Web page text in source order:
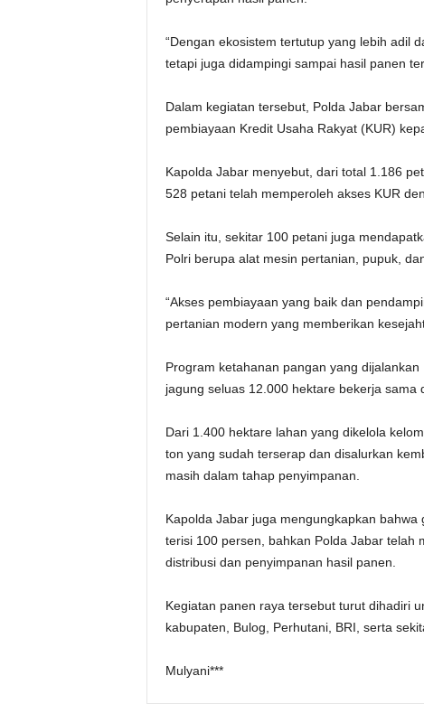
“Dengan ekosistem tertutup yang lebih adil
tetapi juga didampingi sampai hasil panen
Dalam kegiatan tersebut, Polda Jabar
pembiayaan Kredit Usaha Rakyat (KUR)
Kapolda Jabar menyebut, dari total 1.186
528 petani telah memperoleh akses KUR
Selain itu, sekitar 100 petani juga
Polri berupa alat mesin pertanian, pupuk,
“Akses pembiayaan yang baik dan
pertanian modern yang memberikan
Program ketahanan pangan yang
jagung seluas 12.000 hektare bekerja sama
Dari 1.400 hektare lahan yang dikelola
ton yang sudah terserap dan disalurkan
masih dalam tahap penyimpanan.
Kapolda Jabar juga mengungkapkan
terisi 100 persen, bahkan Polda Jabar telah
distribusi dan penyimpanan hasil panen.
Kegiatan panen raya tersebut turut dihadiri
kabupaten, Bulog, Perhutani, BRI, serta
Mulyani***